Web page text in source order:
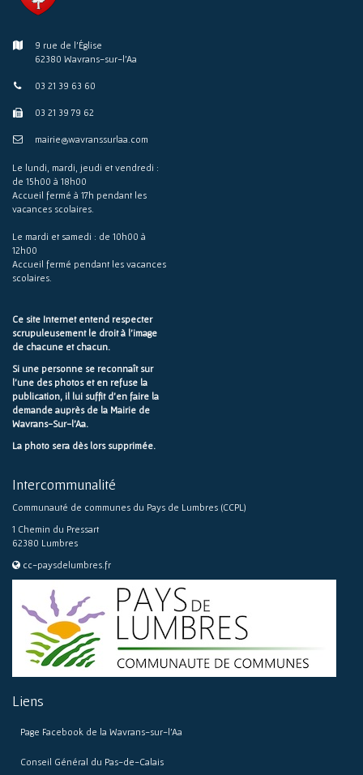
9 rue de l'Église
62380 Wavrans-sur-l'Aa
03 21 39 63 60
03 21 39 79 62
mairie@wavranssurlaa.com
Le lundi, mardi, jeudi et vendredi :
de 15h00 à 18h00
Accueil fermé à 17h pendant les
vacances scolaires.
Le mardi et samedi : de 10h00 à
12h00
Accueil fermé pendant les vacances
scolaires.
Ce site Internet entend respecter
scrupuleusement le droit à l'image
de chacune et chacun.
Si une personne se reconnaît sur
l'une des photos et en refuse la
publication, il lui suffit d'en faire la
demande auprès de la Mairie de
Wavrans-Sur-l'Aa.
La photo sera dès lors supprimée.
Intercommunalité
Communauté de communes du Pays de Lumbres (CCPL)
1 Chemin du Pressart
62380 Lumbres
cc-paysdelumbres.fr
Liens
Page Facebook de la Wavrans-sur-l’Aa
Conseil Général du Pas-de-Calais